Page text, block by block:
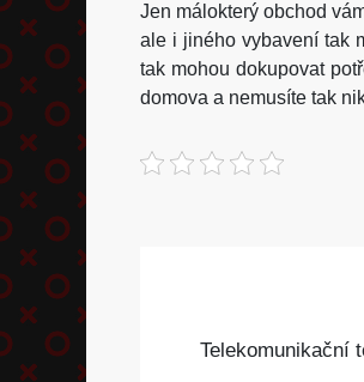
Jen málokterý obchod
ale i jiného vybavení tak
tak mohou dokupovat
domova a nemusíte tak
Telekomunikační